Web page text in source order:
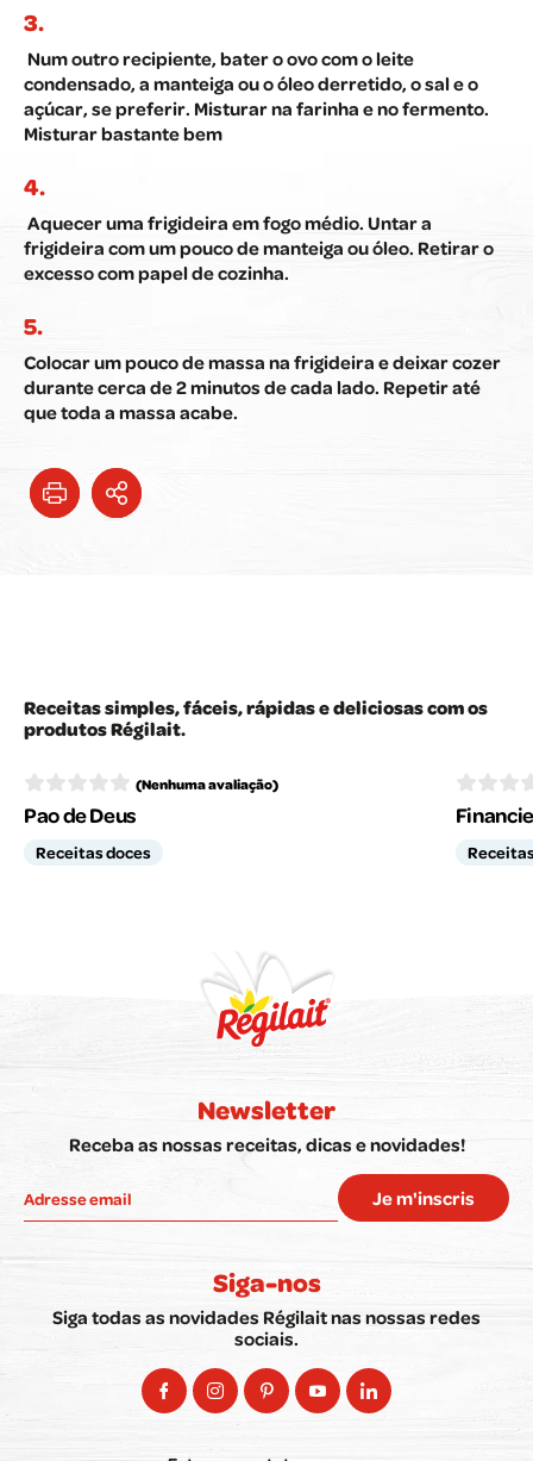
Num outro recipiente, bater o ovo com o leite
condensado, a manteiga ou o óleo derretido, o sal e o
açúcar, se preferir. Misturar na farinha e no fermento.
Misturar bastante bem
Aquecer uma frigideira em fogo médio. Untar a
frigideira com um pouco de manteiga ou óleo. Retirar o
excesso com papel de cozinha.
Colocar um pouco de massa na frigideira e deixar cozer
durante cerca de 2 minutos de cada lado. Repetir até
que toda a massa acabe.
Receitas simples, fáceis, rápidas e deliciosas com os
produtos Régilait.
(Nenhuma avaliação)
Pao de Deus
Receitas doces
Newsletter
Receba as nossas receitas, dicas e novidades!
Je m'inscris
Siga-nos
Siga todas as novidades Régilait nas nossas redes
sociais.